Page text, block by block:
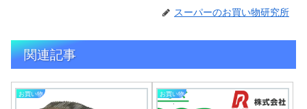
スーパーのお買い物研究所
関連記事
お買い物 お買い物